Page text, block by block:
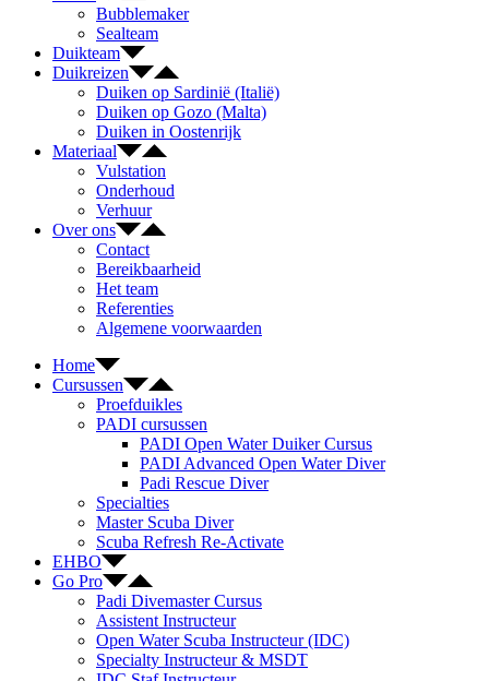
Bubblemaker
Sealteam
Duikteam
Duikreizen
Duiken op Sardinië (Italië)
Duiken op Gozo (Malta)
Duiken in Oostenrijk
Materiaal
Vulstation
Onderhoud
Verhuur
Over ons
Contact
Bereikbaarheid
Het team
Referenties
Algemene voorwaarden
Home
Cursussen
Proefduikles
PADI cursussen
PADI Open Water Duiker Cursus
PADI Advanced Open Water Diver
Padi Rescue Diver
Specialties
Master Scuba Diver
Scuba Refresh Re-Activate
EHBO
Go Pro
Padi Divemaster Cursus
Assistent Instructeur
Open Water Scuba Instructeur (IDC)
Specialty Instructeur & MSDT